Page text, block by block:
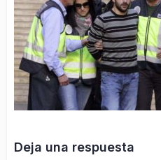
Deja una respuesta